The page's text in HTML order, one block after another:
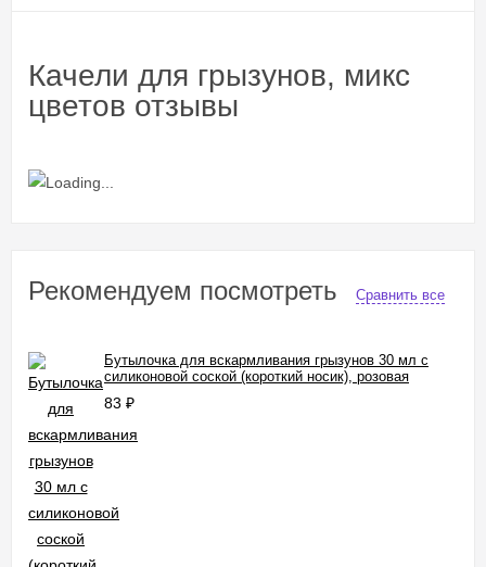
Качели для грызунов, микс
цветов отзывы
Рекомендуем посмотреть Сравнить все
Бутылочка для вскармливания грызунов 30 мл с
силиконовой соской (короткий носик), розовая
83 ₽